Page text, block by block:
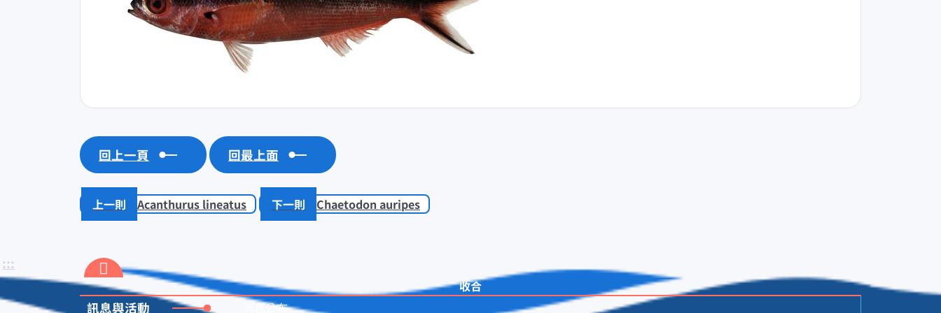
回上一頁 回最上面
Acanthurus lineatus Chaetodon auripes
:::
收合
訊息與活動 消息公布